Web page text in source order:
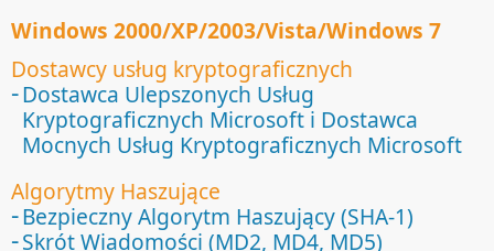
Windows 2000/XP/2003/Vista/Windows 7
Dostawcy usług kryptograficznych
Dostawca Ulepszonych Usług
Kryptograficznych Microsoft i Dostawca
Mocnych Usług Kryptograficznych Microsoft
Algorytmy Haszujące
Bezpieczny Algorytm Haszujący (SHA-1)
Skrót Wiadomości (MD2, MD4, MD5)